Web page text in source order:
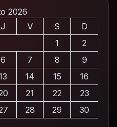
2026
J V S
D
1
2
6 7 8
9
14 15
16
21 22
23
28 29
30